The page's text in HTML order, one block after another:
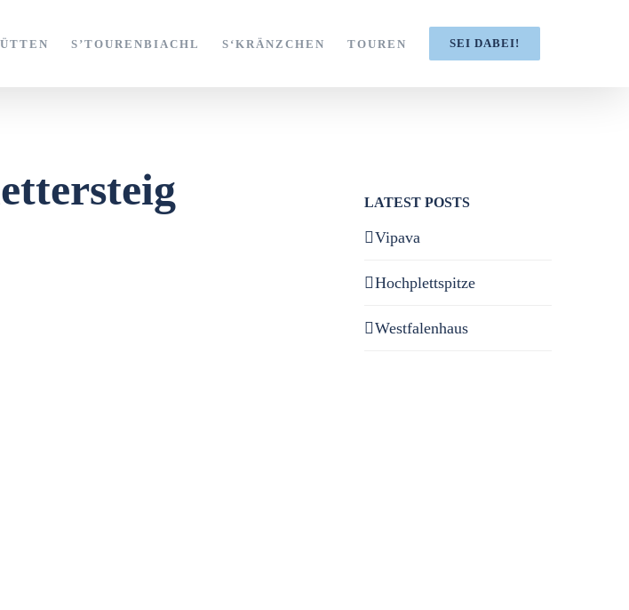
S’TOURENBIACHL S‘KRÄNZCHEN TOUREN SEI DABEI!
LATEST POSTS
Vipava
Hochplettspitze
Westfalenhaus